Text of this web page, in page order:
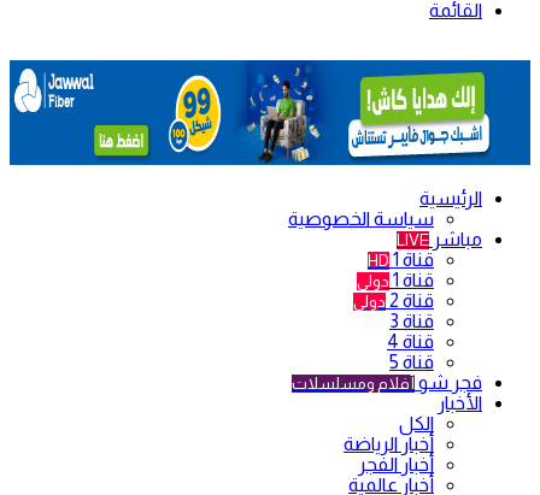
القائمة
الرئيسية
سياسة الخصوصية
مباشر LIVE
قناة 1 HD
قناة 1 دولي
قناة 2 دولي
قناة 3
قناة 4
قناة 5
فجر شو أفلام ومسلسلات
الأخبار
الكل
أخبار الرياضة
أخبار الفجر
أخبار عالمية